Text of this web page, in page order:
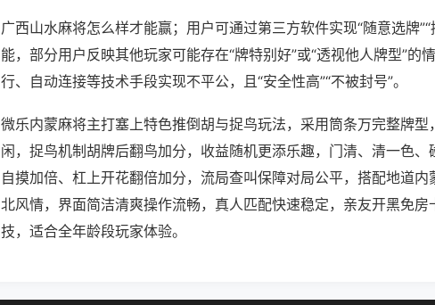
广西山水麻将怎么样才能赢；用户可通过第三方软件实现“随意选牌”“
能，部分用户反映其他玩家可能存在“牌特别好”或“透视他人牌型”的
行、自动连接等技术手段实现不平公，且“安全性高”“不被封号”。
微乐内蒙麻将主打塞上特色推倒胡与捉鸟玩法，采用筒条万完整牌
闲，捉鸟机制胡牌后翻鸟加分，收益随机更添乐趣，门清、清一色、
自摸加倍、杠上开花翻倍加分，流局查叫保障对局公平，搭配地道
北风情，界面简洁清爽操作流畅，真人匹配快速稳定，亲友开黑免
技，适合全年龄段玩家体验。